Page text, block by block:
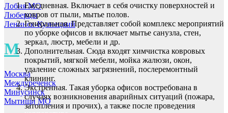
Лобня МО
Люберцы
Ленинск-Кузнецкий
М
Москва
Междуреченск
Минусинск
Мытищи МО
Ежедневная. Включает в себя очистку поверхностей и
ковров от пыли, мытье полов.
Генеральная. Представляет собой комплекс мероприятий
по уборке офисов и включает мытье санузла, стен,
зеркал, люстр, мебели и др.
Дополнительная. Сюда входят химчистка ковровых
покрытий, мягкой мебели, мойка жалюзи, окон,
удаление сложных загрязнений, послеремонтный
клининг.
Экстренная. Такая уборка офисов востребована в
случаях возникновения аварийных ситуаций (пожара,
затопления и прочих), а также после проведения